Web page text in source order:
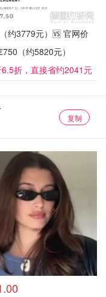
约3779元）🆚 官网价
（约5820元）
折，直接省约2041元
复制